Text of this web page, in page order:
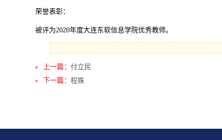
荣誉表彰：
被评为2020年度大连东软信息学院优秀教师。
上一篇： 付立民
下一篇： 程姝